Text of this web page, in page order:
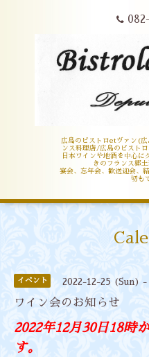
082-
広島のビストロetヴァン(
ンス料理店/広島のビスト
日本ワインや地酒を中心に
きのフランス郷
宴会、忘年会、歓送迎会、
切も
イベント 2022-12-25 (Sun)
ワイン会のお知らせ
2022年12月30日18時
す。